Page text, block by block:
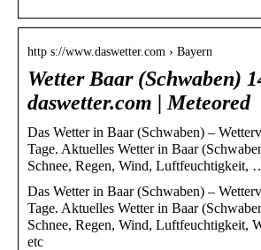
http s://www.daswetter.com › Bayern
Wetter Baar (Schwaben)
daswetter.com | Meteored
Das Wetter in Baar (Schwaben) –
Tage. Aktuelles Wetter in Baar
Schnee, Regen, Wind, Luftfeuchtigkeit,
Das Wetter in Baar (Schwaben) –
Tage. Aktuelles Wetter in Baar
Schnee, Regen, Wind, Luftfeuchtigkeit,
etc